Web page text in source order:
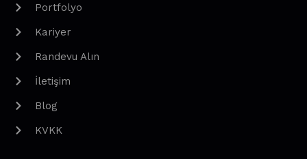
Portfolyo
Kariyer
Randevu Alın
İletişim
Blog
KVKK